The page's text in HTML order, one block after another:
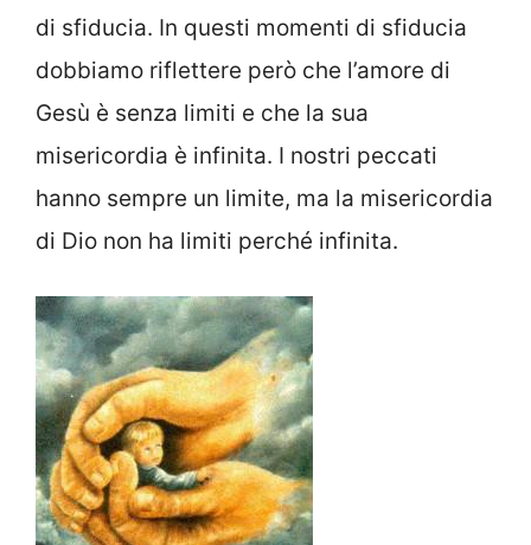
di sfiducia. In questi momenti di sfiducia
dobbiamo riflettere però che l’amore di
Gesù è senza limiti e che la sua
misericordia è infinita. I nostri peccati
hanno sempre un limite, ma la misericordia
di Dio non ha limiti perché infinita.